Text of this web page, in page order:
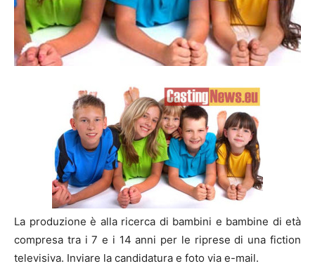
La produzione è alla ricerca di bambini e bambine di età
compresa tra i 7 e i 14 anni per le riprese di una fiction
televisiva. Inviare la candidatura e foto via e-mail.